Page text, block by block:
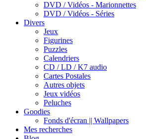
DVD / Vidéos - Marionnettes
DVD / Vidéos - Séries
Divers
Jeux
Figurines
Puzzles
Calendriers
CD / LD / K7 audio
Cartes Postales
Autres objets
Jeux vidéos
Peluches
Goodies
Fonds d'écran || Wallpapers
Mes recherches